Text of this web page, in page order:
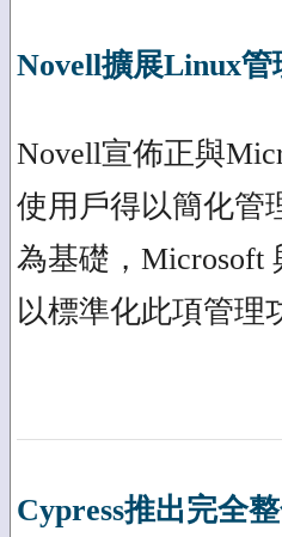
Novell擴展Linux管
Novell宣佈正與
使用戶得以簡化管
為基礎，Microsoft
以標準化此項管理
Cypress推出完全